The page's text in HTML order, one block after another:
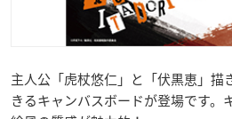
主人公「虎杖悠仁」と「伏黒恵」描
きるキャンバスボードが登場です。